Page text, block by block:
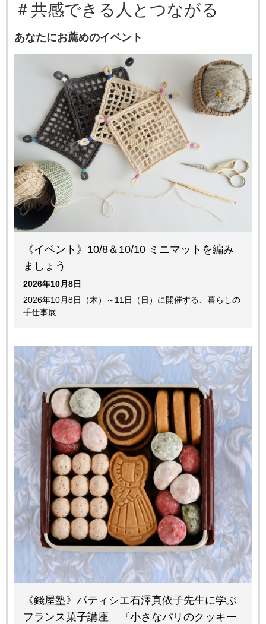
＃共感できる人とつながる
あなたにお薦めのイベント
《イベント》10/8＆10/10 ミニマットを編み
ましょう
2026年10月8日
2026年10月8日（木）～11日（日）に開催する、暮らしの
手仕事展 …
《錢屋塾》パティシエ石澤真依子先生に学ぶ
フランス菓子講座 『小さなパリのクッキー